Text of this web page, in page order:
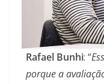
Rafael Bunhi: “
porque a